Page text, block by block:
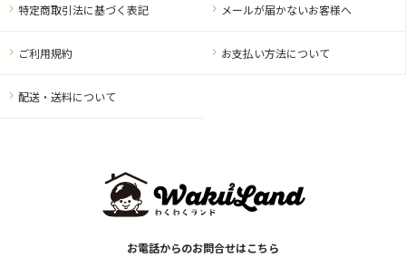
お電話からのお問合せはこちら
ご利用規約 お支払い方法について
特定商取引法に基づく表記
配送・送料について
メールが届かないお客様へ